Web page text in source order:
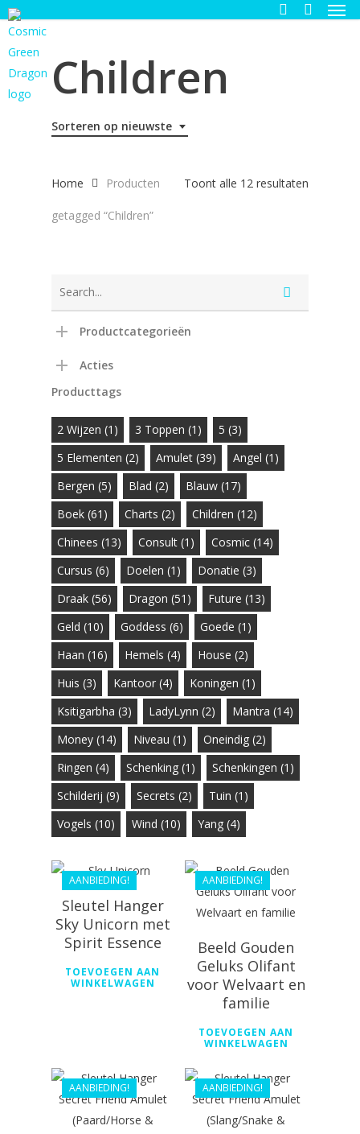
Skip
to
main
content
Children
Sorteren op nieuwste
Toont alle 12 resultaten
Home Producten
getagged “Children”
Productcategorieën
Acties
Producttags
2 Wijzen (1) 3 Toppen (1) 5 (3)
5 Elementen (2) Amulet (39) Angel (1)
Bergen (5) Blad (2) Blauw (17)
Boek (61) Charts (2) Children (12)
Chinees (13) Consult (1) Cosmic (14)
Cursus (6) Doelen (1) Donatie (3)
Draak (56) Dragon (51) Future (13)
Geld (10) Goddess (6) Goede (1)
Haan (16) Hemels (4) House (2)
Huis (3) Kantoor (4) Koningen (1)
Ksitigarbha (3) LadyLynn (2) Mantra (14)
Money (14) Niveau (1) Oneindig (2)
Ringen (4) Schenking (1) Schenkingen (1)
Schilderij (9) Secrets (2) Tuin (1)
Vogels (10) Wind (10) Yang (4)
AANBIEDING!
€53.99
€44.99
Sleutel Hanger
Sky Unicorn met
Spirit Essence
TOEVOEGEN AAN
WINKELWAGEN
AANBIEDING!
€168.00
€133.99
Beeld Gouden
Geluks Olifant
voor Welvaart en
familie
TOEVOEGEN AAN
WINKELWAGEN
AANBIEDING! AANBIEDING!
€50.99